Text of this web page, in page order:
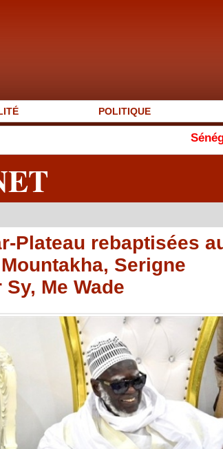
POLITIQUE
Sénégal : la
Plateau rebaptisées
Serigne
Me Wade